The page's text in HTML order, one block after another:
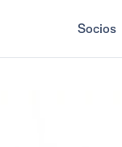
Socios